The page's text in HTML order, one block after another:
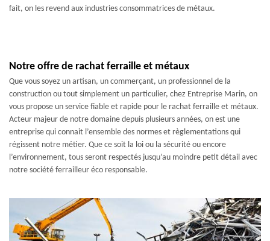
fait, on les revend aux industries consommatrices de métaux.
Notre offre de rachat ferraille et métaux
Que vous soyez un artisan, un commerçant, un professionnel de la
construction ou tout simplement un particulier, chez Entreprise Marin, on
vous propose un service fiable et rapide pour le rachat ferraille et métaux.
Acteur majeur de notre domaine depuis plusieurs années, on est une
entreprise qui connait l’ensemble des normes et règlementations qui
régissent notre métier. Que ce soit la loi ou la sécurité ou encore
l’environnement, tous seront respectés jusqu’au moindre petit détail avec
notre société ferrailleur éco responsable.